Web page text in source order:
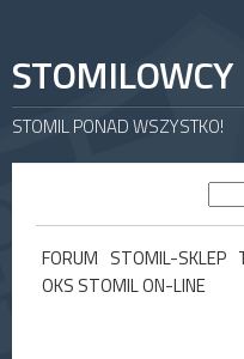
STOMILOWCY
STOMIL PONAD WSZYSTKO!
FORUM STOMIL-SKLEP
OKS STOMIL ON-LINE